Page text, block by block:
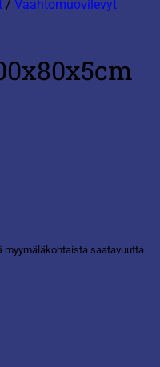
/ Vaahtomuovilevyt
myymäläkohtaista saatavuutta